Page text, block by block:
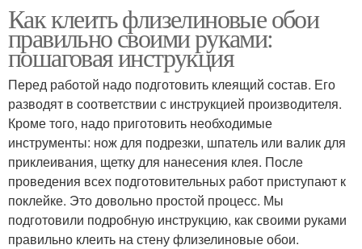
Как клеить флизелиновые обои
правильно своими руками:
пошаговая инструкция
Перед работой надо подготовить клеящий состав. Его
разводят в соответствии с инструкцией производителя.
Кроме того, надо приготовить необходимые
инструменты: нож для подрезки, шпатель или валик для
приклеивания, щетку для нанесения клея. После
проведения всех подготовительных работ приступают к
поклейке. Это довольно простой процесс. Мы
подготовили подробную инструкцию, как своими руками
правильно клеить на стену флизелиновые обои.